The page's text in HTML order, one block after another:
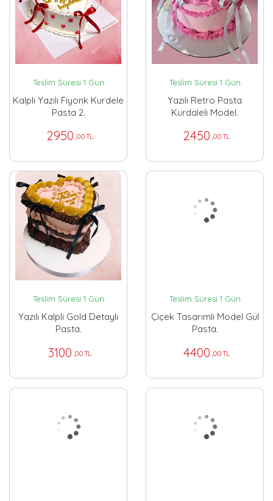
Teslim Süresi 1 Gün
Kalpli Yazılı Fiyonk Kurdele
Pasta 2.
2950 ,00 TL
Teslim Süresi 1 Gün
Yazılı Retro Pasta
Kurdaleli Model.
2450 ,00 TL
Teslim Süresi 1 Gün
Yazılı Kalpli Gold Detaylı
Pasta.
3100 ,00 TL
Teslim Süresi 1 Gün
Çiçek Tasarımlı Model Gül
Pasta.
4400 ,00 TL